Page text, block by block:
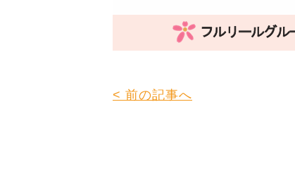
< 前の記事へ